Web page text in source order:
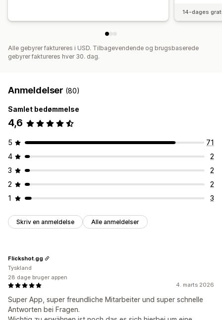
14-dages
Alle gebyrer faktureres i USD. Tilbagevendende og brugsbaserede
gebyrer faktureres hver 30. dag.
Anmeldelser (80)
Samlet bedømmelse
4,6
5
71
4
2
3
2
2
2
1
3
Skriv en anmeldelse Alle anmeldelser
4. marts 2026
Super App, super freundliche Mitarbeiter und super schnelle
Antworten bei Fragen.
Flickshot.gg
Tyskland
28 dage bruger appen